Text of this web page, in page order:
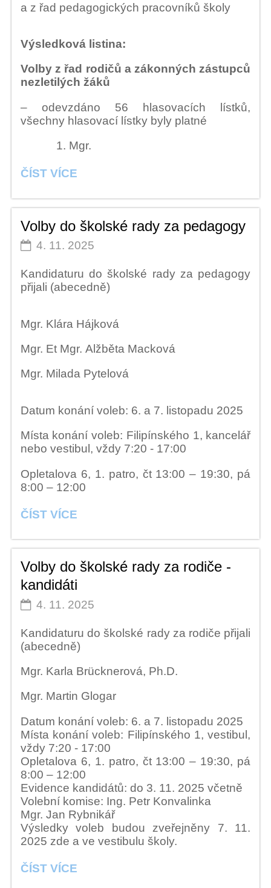
a z řad pedagogických pracovníků školy
Výsledková listina:
Volby z řad rodičů a zákonných zástupců
nezletilých žáků
– odevzdáno 56 hlasovacích lístků,
všechny hlasovací lístky byly platné
Mgr.
VÝSLEDKY
DO
RADY:
ČÍST VÍCE
Volby do školské rady za pedagogy
4. 11. 2025
Kandidaturu do školské rady za pedagogy
přijali (abecedně)
Mgr. Klára Hájková
Mgr. Et Mgr. Alžběta Macková
Mgr. Milada Pytelová
Datum konání voleb: 6. a 7. listopadu 2025
Místa konání voleb: Filipínského 1, kancelář
nebo vestibul, vždy 7:20 - 17:00
Opletalova 6, 1. patro, čt 13:00 – 19:30, pá
8:00 – 12:00
VOLBY
ŠKOLSKÉ
ZA
PEDAGOGY:
ČÍST VÍCE
Volby do školské rady za rodiče -
kandidáti
4. 11. 2025
Kandidaturu do školské rady za rodiče přijali
(abecedně)
Mgr. Karla Brücknerová, Ph.D.
Mgr. Martin Glogar
Datum konání voleb: 6. a 7. listopadu 2025
Místa konání voleb: Filipínského 1, vestibul,
vždy 7:20 - 17:00
Opletalova 6, 1. patro, čt 13:00 – 19:30, pá
8:00 – 12:00
Evidence kandidátů: do 3. 11. 2025 včetně
Volební komise: Ing. Petr Konvalinka
Mgr. Jan Rybnikář
Výsledky voleb budou zveřejněny 7. 11.
2025 zde a ve vestibulu školy.
VOLBY
ČÍST VÍCE